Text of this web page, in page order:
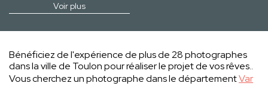
Voir plus
Bénéficiez de l'expérience de plus de 28 photographes
dans la ville de Toulon pour réaliser le projet de vos rêves..
Vous cherchez un photographe dans le départementVar